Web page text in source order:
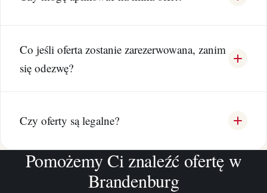
Co jeśli oferta zostanie zarezerwowana, zanim
się odezwę?
Czy oferty są legalne?
Pomożemy Ci znaleźć ofertę w
Brandenburg